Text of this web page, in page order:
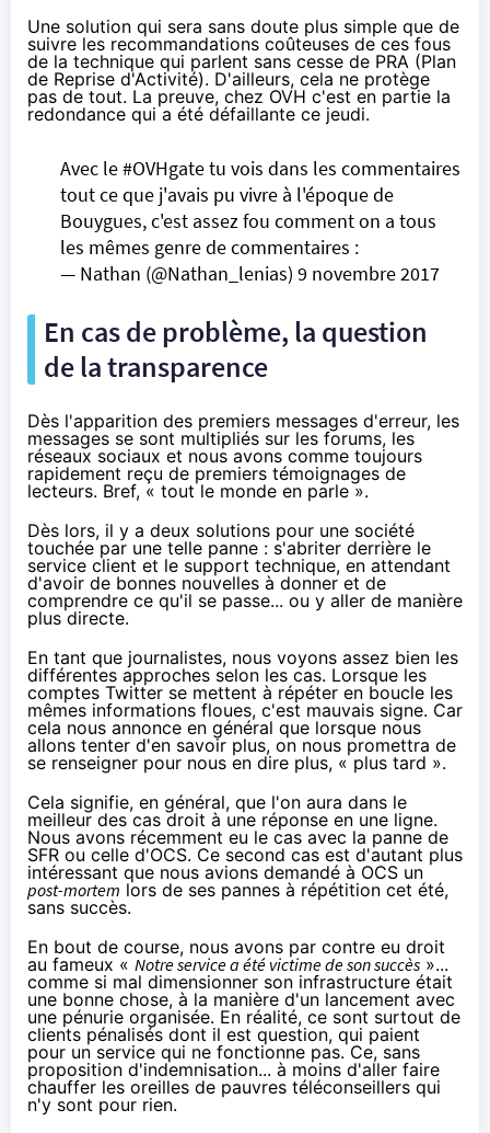
Une solution qui sera sans doute plus simple que de
suivre les recommandations coûteuses de ces fous
de la technique qui parlent sans cesse de PRA (Plan
de Reprise d'Activité). D'ailleurs, cela ne protège
pas de tout. La preuve, chez OVH c'est en partie la
redondance qui a été défaillante ce jeudi.
Avec le#OVHgatetu vois dans les commentaires
tout ce que j'avais pu vivre à l'époque de
Bouygues, c'est assez fou comment on a tous
les mêmes genre de commentaires :
— Nathan (@Nathan_lenias) 9 novembre 2017
En cas de problème, la question
de la transparence
Dès l'apparition des premiers messages d'erreur, les
messages se sont multipliés sur les forums, les
réseaux sociaux et nous avons comme toujours
rapidement reçu de premiers témoignages de
lecteurs. Bref, « tout le monde en parle ».
Dès lors, il y a deux solutions pour une société
touchée par une telle panne : s'abriter derrière le
service client et le support technique, en attendant
d'avoir de bonnes nouvelles à donner et de
comprendre ce qu'il se passe... ou y aller de manière
plus directe.
En tant que journalistes, nous voyons assez bien les
différentes approches selon les cas. Lorsque les
comptes Twitter se mettent à répéter en boucle les
mêmes informations floues, c'est mauvais signe. Car
cela nous annonce en général que lorsque nous
allons tenter d'en savoir plus, on nous promettra de
se renseigner pour nous en dire plus, « plus tard ».
Cela signifie, en général, que l'on aura dans le
meilleur des cas droit à une réponse en une ligne.
Nous avons récemment eu le cas avec la panne de
SFR ou celle d'OCS. Ce second cas est d'autant plus
intéressant que nous avions demandé à OCS un
post-mortem lors de ses pannes à répétition cet été,
sans succès.
En bout de course, nous avons par contre eu droit
au fameux « Notre service a été victime de son succès »...
comme si mal dimensionner son infrastructure était
une bonne chose, à la manière d'un lancement avec
une pénurie organisée. En réalité, ce sont surtout de
clients pénalisés dont il est question, qui paient
pour un service qui ne fonctionne pas. Ce, sans
proposition d'indemnisation... à moins d'aller faire
chauffer les oreilles de pauvres téléconseillers qui
n'y sont pour rien.